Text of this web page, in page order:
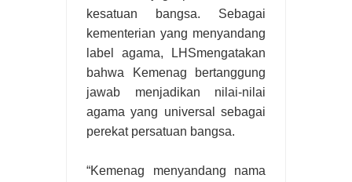
kesatuan bangsa. Sebagai
kementerian yang menyandang
label agama, LHSmengatakan
bahwa Kemenag bertanggung
jawab menjadikan nilai-nilai
agama yang universal sebagai
perekat persatuan bangsa.
“Kemenag menyandang nama